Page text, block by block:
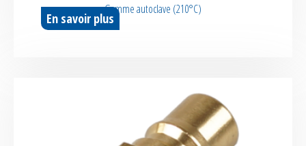
Gamme autoclave (210°C)
En savoir plus